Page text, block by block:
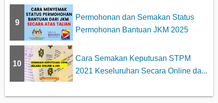
9
Permohonan dan Semakan Status
Permohonan Bantuan JKM 2025
10
Cara Semakan Keputusan STPM
2021 Keseluruhan Secara Online da...